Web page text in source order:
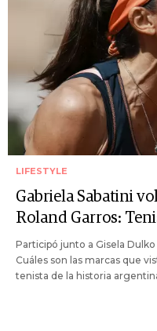
LIFESTYLE
Gabriela Sabatini
Roland Garros:
Participó junto a Gisela
Cuáles son las marcas que
tenista de la historia